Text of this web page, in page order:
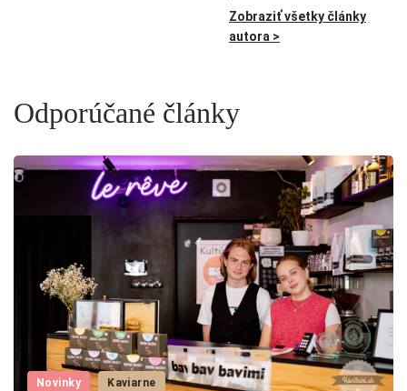
Zobraziť všetky články
autora >
Odporúčané články
Novinky Kaviarne